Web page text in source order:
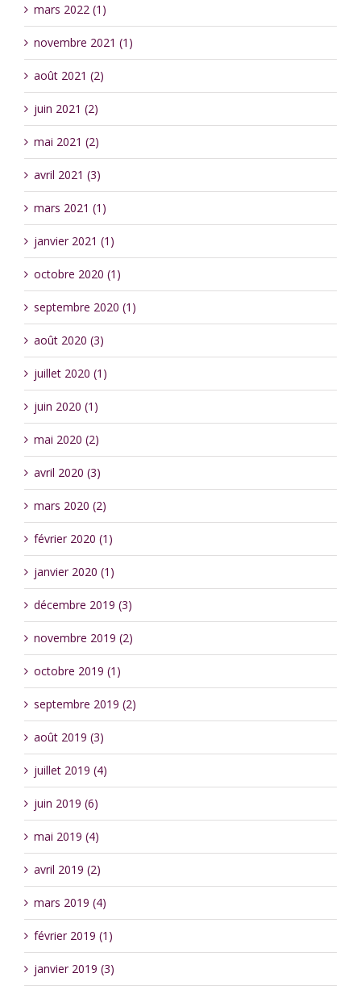
mars 2022 (1)
novembre 2021 (1)
août 2021 (2)
juin 2021 (2)
mai 2021 (2)
avril 2021 (3)
mars 2021 (1)
janvier 2021 (1)
octobre 2020 (1)
septembre 2020 (1)
août 2020 (3)
juillet 2020 (1)
juin 2020 (1)
mai 2020 (2)
avril 2020 (3)
mars 2020 (2)
février 2020 (1)
janvier 2020 (1)
décembre 2019 (3)
novembre 2019 (2)
octobre 2019 (1)
septembre 2019 (2)
août 2019 (3)
juillet 2019 (4)
juin 2019 (6)
mai 2019 (4)
avril 2019 (2)
mars 2019 (4)
février 2019 (1)
janvier 2019 (3)